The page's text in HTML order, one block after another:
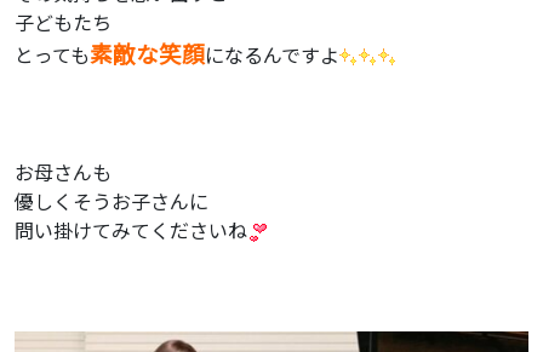
子どもたち
とっても素敵な笑顔になるんですよ
お母さんも
優しくそうお子さんに
問い掛けてみてくださいね